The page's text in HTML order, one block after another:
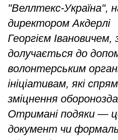
"Веллтекс-Україна",
директором Акдерлі
Георгієм Івановичем,
долучається до
волонтерським
ініціативам, які
зміцнення о
Отримані подяки —
документ чи